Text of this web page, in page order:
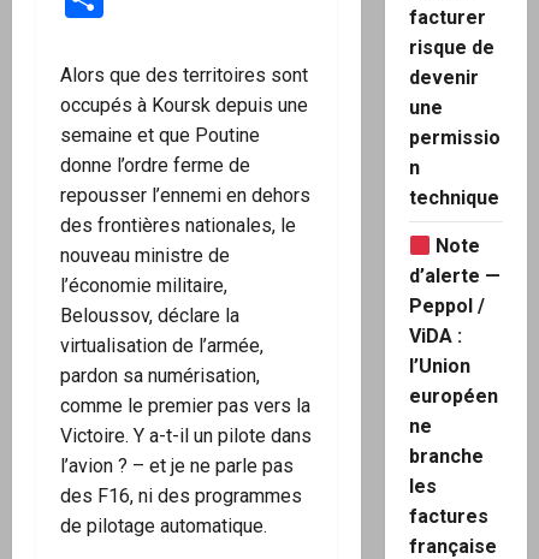
Alors que des territoires sont
occupés à Koursk depuis une
semaine et que Poutine
donne l’ordre ferme de
repousser l’ennemi en dehors
des frontières nationales, le
nouveau ministre de
l’économie militaire,
Beloussov, déclare la
virtualisation de l’armée,
pardon sa numérisation,
comme le premier pas vers la
Victoire. Y a-t-il un pilote dans
l’avion ? – et je ne parle pas
des F16, ni des programmes
de pilotage automatique.
facturer
risque de
devenir
une
permissio
n
technique
Note
d’alerte —
Peppol /
ViDA :
l’Union
européen
ne
branche
les
factures
française